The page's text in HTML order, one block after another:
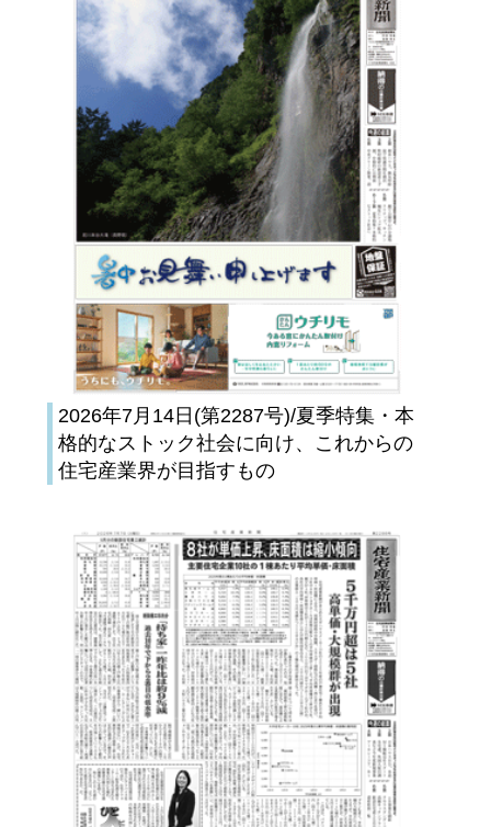
2026年7月14日(第2287号)/夏季特集・本
格的なストック社会に向け、これからの
住宅産業界が目指すもの